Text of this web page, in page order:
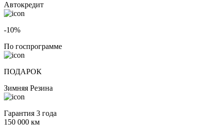
Автокредит
-10%
По госпрограмме
ПОДАРОК
Зимняя Резина
Гарантия 3 года
150 000 км